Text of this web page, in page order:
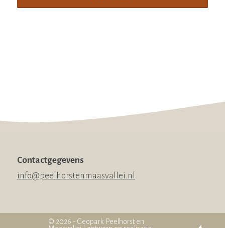
Contactgegevens
info@peelhorstenmaasvallei.nl
© 2026 - Geopark Peelhorst en